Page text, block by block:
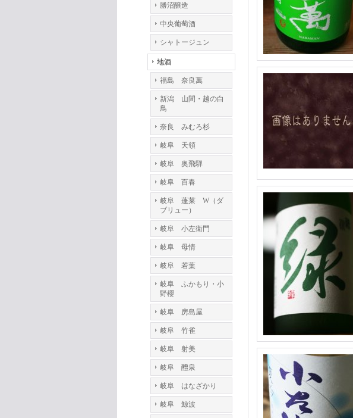
勝沼醸造
中央葡萄酒
シャトージュン
地酒
福島 奈良萬
新潟 山間・越の白
鳥
奈良 みむろ杉
岐阜 天領
岐阜 奥飛騨
岐阜 百春
岐阜 蓬莱 W（ダ
ブリュー）
岐阜 小左衛門
岐阜 母情
岐阜 若葉
岐阜 ふかもり・小
野櫻
岐阜 房島屋
岐阜 竹雀
岐阜 射美
岐阜 醴泉
岐阜 はなざかり
岐阜 鯨波